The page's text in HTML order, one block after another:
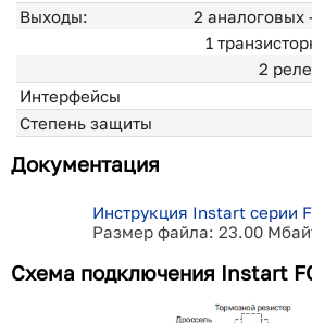
Выходы:
2
1
2
Интерфейсы
Степень защиты
Документация
Инструкция Instart серии
Размер файла: 23.00
Схема подключения Instart